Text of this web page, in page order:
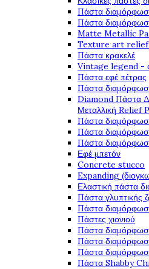
Πάστα
Πάστα
Matte Metallic
Texture art
Πάστα κρακελέ
Vintage legend -
Πάστα εφέ πέτρας
Πάστα
Diamond Πάστα
Μεταλλική Relief
Πάστα
Πάστα
Πάστα
Εφέ μπετόν
Concrete stucco
Expanding
Ελαστική πάστα
Πάστα γλυπτικής
Πάστα
Πάστες χιονιού
Πάστα
Πάστα
Πάστα
Πάστα Shabby